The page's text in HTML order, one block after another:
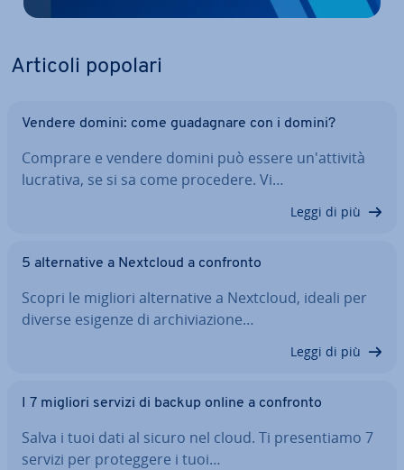
Articoli popolari
Vendere domini: come gua­da­gna­re con i domini?
Comprare e vendere domini può essere un'at­ti­vi­tà
lucrativa, se si sa come procedere. Vi…
Leggi di più
5 al­ter­na­ti­ve a Nextcloud a confronto
Scopri le migliori al­ter­na­ti­ve a Nextcloud, ideali per
diverse esigenze di ar­chi­via­zio­ne…
Leggi di più
I 7 migliori servizi di backup online a confronto
Salva i tuoi dati al sicuro nel cloud. Ti pre­sen­tia­mo 7
servizi per pro­teg­ge­re i tuoi…